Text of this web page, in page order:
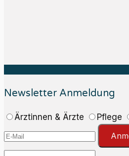
Newsletter Anmeldung
Ärztinnen & Ärzte Pflege